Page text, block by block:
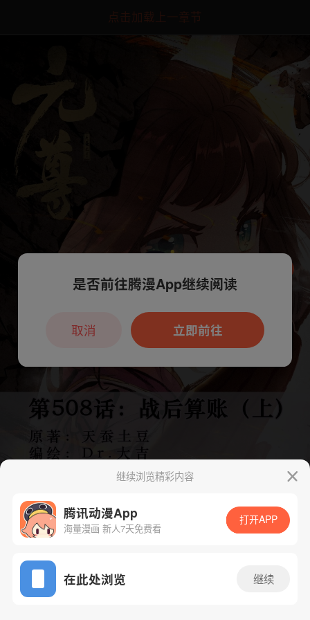
点击加载上一章节
App免费看
继续浏览精彩内容
腾讯动漫App
海量漫画 新人7天免费看
打开APP
在此处浏览 继续
本章节仅支持App阅读，可打开App新用
户7天免费看
是否前往腾漫App继续阅读
立即前往
取消